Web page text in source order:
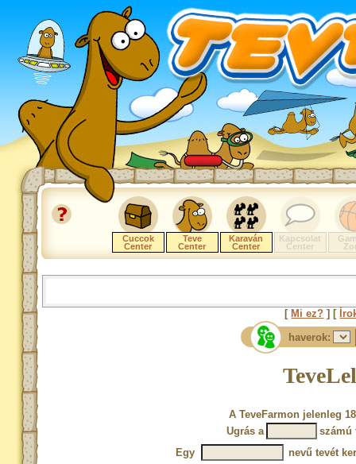
Cuccok
Center
Teve
Center
Karaván
Center
Kapcsolat
Center
[ Mi ez? ] [
haverok:
A TeveFarmon jelenleg
Ugrás a
számú
Egy
nevű tevét